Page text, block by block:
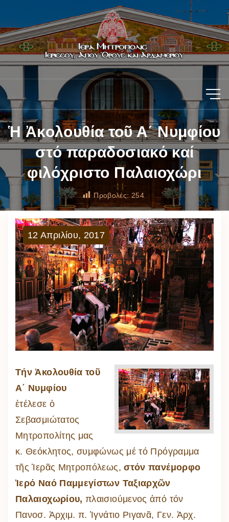
Ἡ Ἀκολουθία τοῦ Α΄ Νυμφίου
στό παραδοσιακό καί
φιλόχριστο Παλαιοχώρι
Προβολές: 254
12 Απριλίου, 2017
Τήν Ἀκολουθία τοῦ
Α΄ Νυμφίου
ἐτέλεσε ὁ
Σεβασμιώτατος
Μητροπολίτης μας
κ. Θεόκλητος, συμφώνως μέ τό Πρόγραμμα
τῆς Ἱερᾶς Μητροπόλεως, στόν πανέμορφο
Ἱερό Ναό Παμμεγίστων Ταξιαρχῶν
Παλαιοχωρίου, πλαισιούμενος ἀπό τόν
Πανοσ. Ἀρχιμ. π. Ἰγνάτιο Ριγανᾶ, Γεν. Ἀρχ.